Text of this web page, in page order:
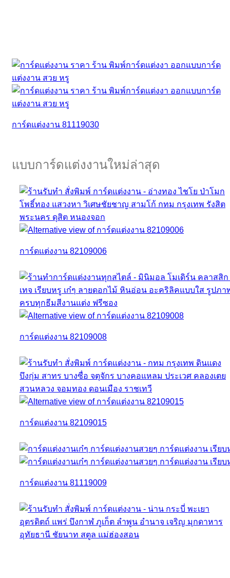
การ์ดแต่งงาน 81119030
แบบการ์ดแต่งงานใหม่ล่าสุด
การ์ดแต่งงาน 82109006
การ์ดแต่งงาน 82109008
การ์ดแต่งงาน 82109015
การ์ดแต่งงาน 81119009